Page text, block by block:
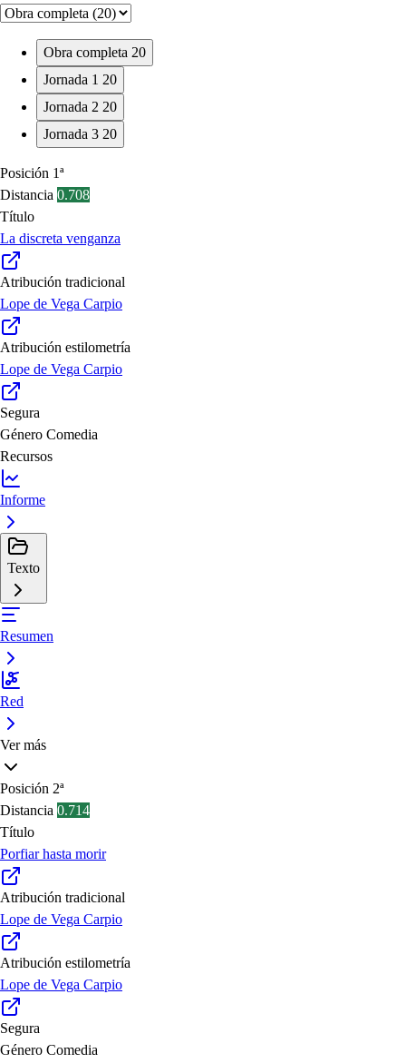
Obra completa 20
Jornada 1 20
Jornada 2 20
Jornada 3 20
Posición 1ª
Distancia 0.708
Título
La discreta venganza
Atribución tradicional
Lope de Vega Carpio
Atribución estilometría
Lope de Vega Carpio
Segura
Género Comedia
Recursos
Informe
Texto
Resumen
Red
Ver más
Posición 2ª
Distancia 0.714
Título
Porfiar hasta morir
Atribución tradicional
Lope de Vega Carpio
Atribución estilometría
Lope de Vega Carpio
Segura
Género Comedia